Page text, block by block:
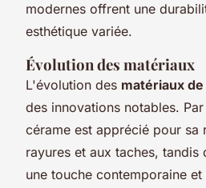
modernes offrent une
esthétique variée.
Évolution des matériaux
L'évolution des matériaux
des innovations notables.
cérame est apprécié pour sa
rayures et aux taches, tandis
une touche contemporaine et